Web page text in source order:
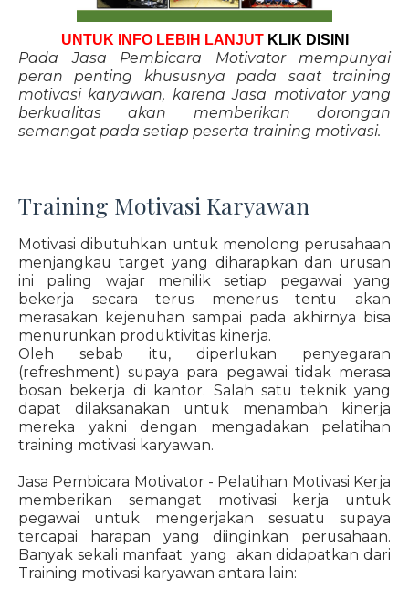
UNTUK INFO LEBIH LANJUT KLIK DISINI
Pada Jasa Pembicara Motivator mempunyai
peran penting khususnya pada saat training
motivasi karyawan, karena Jasa motivator yang
berkualitas akan memberikan dorongan
semangat pada setiap peserta training motivasi.
Training Motivasi Karyawan
Motivasi dibutuhkan untuk menolong perusahaan
menjangkau target yang diharapkan dan urusan
ini paling wajar menilik setiap pegawai yang
bekerja secara terus menerus tentu akan
merasakan kejenuhan sampai pada akhirnya bisa
menurunkan produktivitas kinerja.
Oleh sebab itu, diperlukan penyegaran
(refreshment) supaya para pegawai tidak merasa
bosan bekerja di kantor. Salah satu teknik yang
dapat dilaksanakan untuk menambah kinerja
mereka yakni dengan mengadakan pelatihan
training motivasi karyawan.
Jasa Pembicara Motivator - Pelatihan Motivasi Kerja
memberikan semangat motivasi kerja untuk
pegawai untuk mengerjakan sesuatu supaya
tercapai harapan yang diinginkan perusahaan.
Banyak sekali manfaat yang akan didapatkan dari
Training motivasi karyawan antara lain: